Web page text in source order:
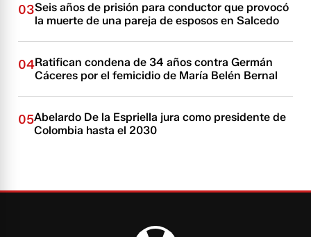
03Seis años de prisión para conductor que provocó
la muerte de una pareja de esposos en Salcedo
04Ratifican condena de 34 años contra Germán
Cáceres por el femicidio de María Belén Bernal
05Abelardo De la Espriella jura como presidente de
Colombia hasta el 2030